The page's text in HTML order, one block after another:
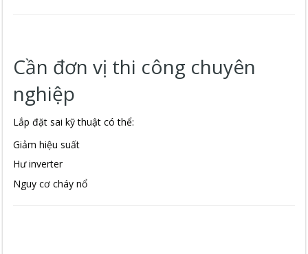
Cần đơn vị thi công chuyên
nghiệp
Lắp đặt sai kỹ thuật có thể:
Giảm hiệu suất
Hư inverter
Nguy cơ cháy nổ